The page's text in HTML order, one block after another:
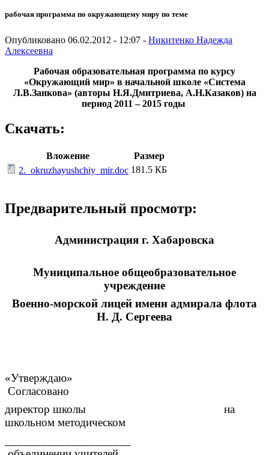
рабочая программа по окружающему миру по теме
Опубликовано 06.02.2012 - 12:07 - Никитенко Надежда
Алексеевна
Рабочая образовательная программа по курсу
«Окружающий мир» в начальной школе «Система
Л.В.Занкова» (авторы Н.Я.Дмитриева, А.Н.Казаков) на
период 2011 – 2015 годы
Скачать:
Вложение
Размер
2._okruzhayushchiy_mir.doc 181.5 КБ
Предварительный просмотр:
Администрация г. Хабаровска
Муниципальное общеобразовательное
учреждение
Военно-морской лицей имени адмирала флота
Н. Д. Сергеева
«Утверждаю»
Согласовано
директор школы на
школьном методическом